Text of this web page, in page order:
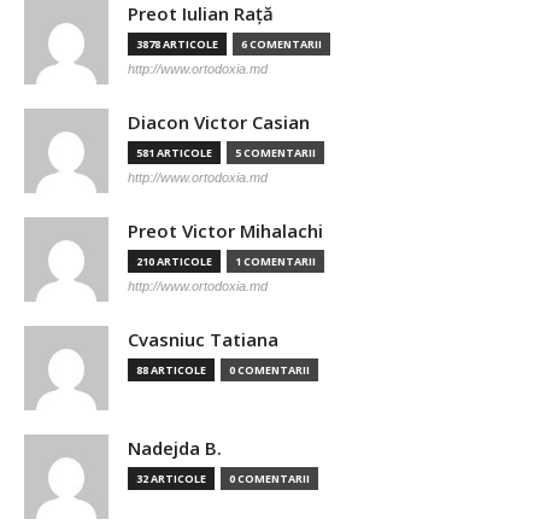
Preot Iulian Raţă
3878 ARTICOLE 6 COMENTARII
http://www.ortodoxia.md
Diacon Victor Casian
581 ARTICOLE 5 COMENTARII
http://www.ortodoxia.md
Preot Victor Mihalachi
210 ARTICOLE 1 COMENTARII
http://www.ortodoxia.md
Cvasniuc Tatiana
88 ARTICOLE 0 COMENTARII
Nadejda B.
32 ARTICOLE 0 COMENTARII